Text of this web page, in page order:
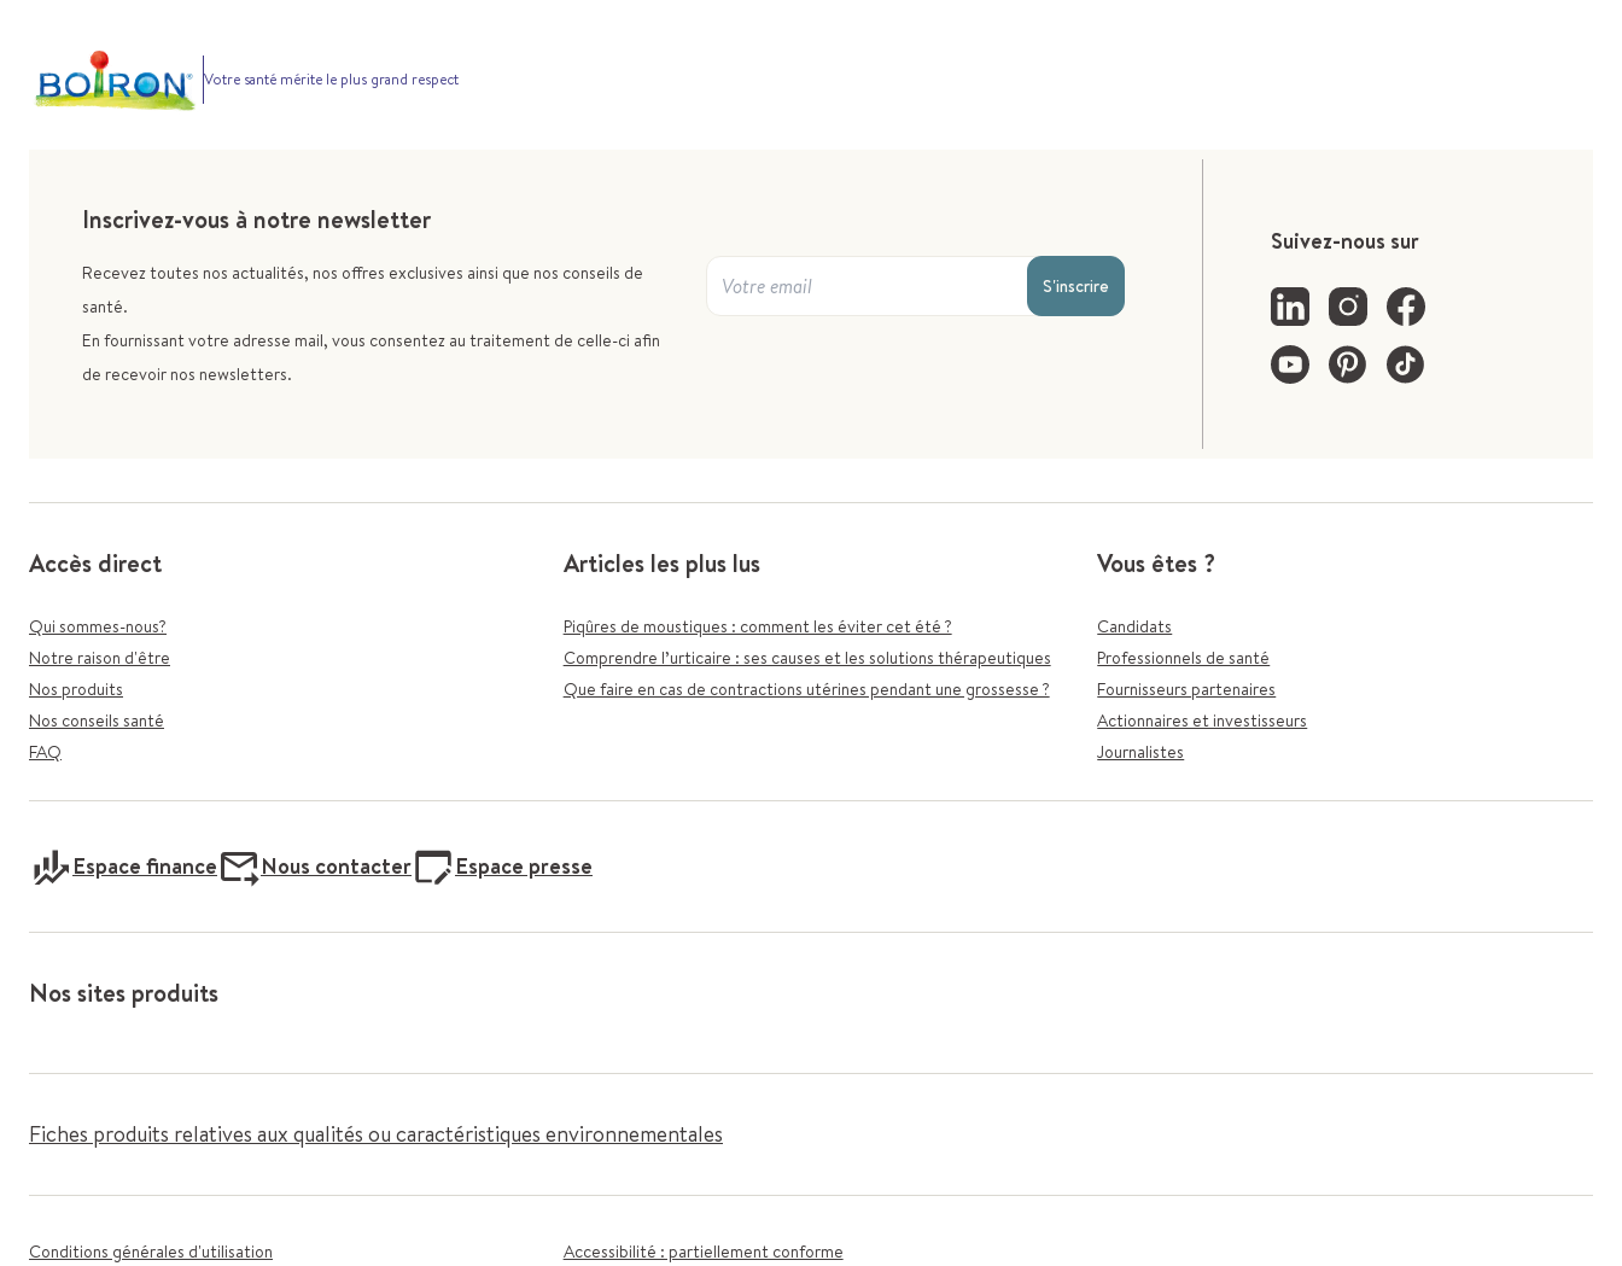
Votre santé mérite le plus grand respect
Inscrivez-vous à notre newsletter
Recevez toutes nos actualités, nos offres exclusives ainsi que nos conseils de
santé.
En fournissant votre adresse mail, vous consentez au traitement de celle-ci afin
de recevoir nos newsletters.
S'inscrire
Suivez-nous sur
Accès direct
Qui sommes-nous?
Notre raison d'être
Nos produits
Nos conseils santé
FAQ
Articles les plus lus
Piqûres de moustiques : comment les éviter cet été ?
Comprendre l’urticaire : ses causes et les solutions thérapeutiques
Que faire en cas de contractions utérines pendant une grossesse ?
Vous êtes ?
Candidats
Professionnels de santé
Fournisseurs partenaires
Actionnaires et investisseurs
Journalistes
Espace finance Nous contacter Espace presse
Nos sites produits
Fiches produits relatives aux qualités ou caractéristiques environnementales
Conditions générales d'utilisation Accessibilité : partiellement conforme